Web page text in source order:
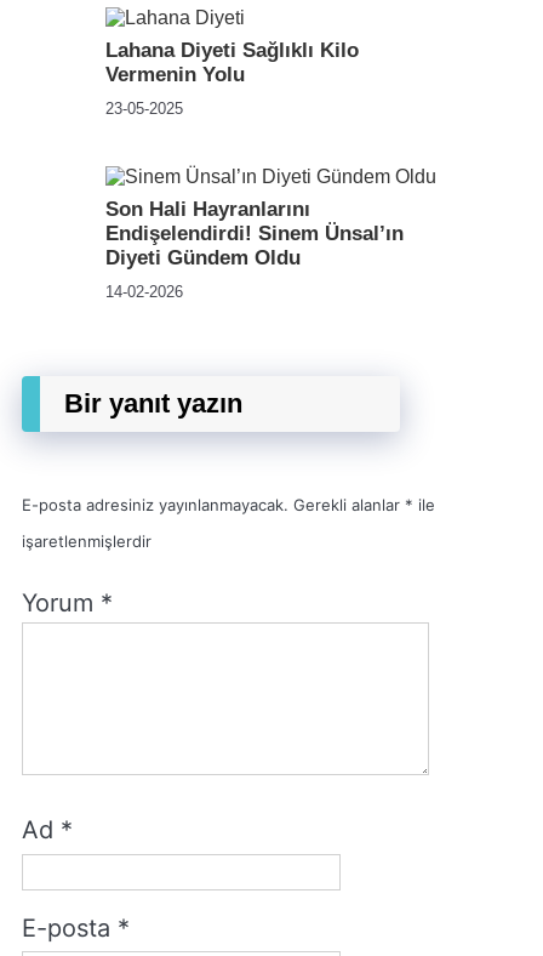
Lahana Diyeti Sağlıklı Kilo
Vermenin Yolu
23-05-2025
Son Hali Hayranlarını
Endişelendirdi! Sinem Ünsal’ın
Diyeti Gündem Oldu
14-02-2026
Bir yanıt yazın
E-posta adresiniz yayınlanmayacak. Gerekli alanlar * ile
işaretlenmişlerdir
Yorum *
Ad *
E-posta *